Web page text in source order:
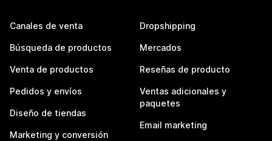
Canales de venta
Búsqueda de productos
Venta de productos
Pedidos y envíos
Diseño de tiendas
Marketing y conversión
Dropshipping
Mercados
Reseñas de producto
Ventas adicionales y
paquetes
Email marketing